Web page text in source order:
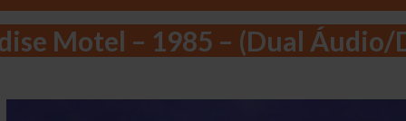
Motel – 1985 – (Dual Áudio/